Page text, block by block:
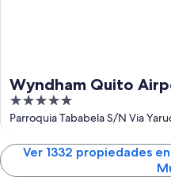
Wyndham Quito
5
out
5
Parroquia Tababela S/N Via
Ver 1332 propiedades